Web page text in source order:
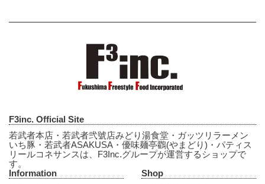
F3inc. Official Site
若武者本店・若武者弐號店みどり湯食堂・ガッツリラーメン
いち豚・若武者ASAKUSA・優味麺亭鸐(やまどり)・パティス
リールコネサンスは、F3Inc.グループが運営するショップで
す。
Information
Shop